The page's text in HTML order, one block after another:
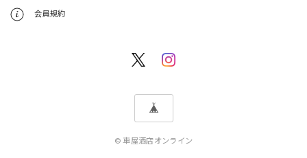
会員規約
© 車屋酒店オンライン